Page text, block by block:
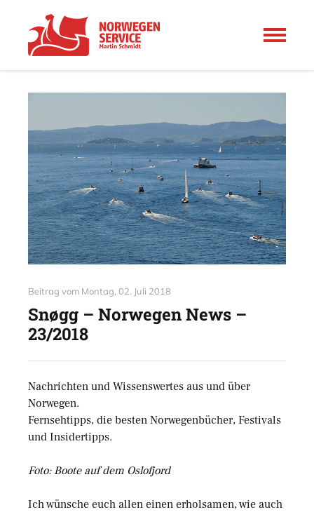
Beitrag vom Montag, 02. Juli 2018
Snøgg – Norwegen News –
23/2018
Nachrichten und Wissenswertes aus und über
Norwegen.
Fernsehtipps, die besten Norwegenbücher, Festivals
und Insidertipps.
Foto: Boote auf dem Oslofjord
Ich wünsche euch allen einen erholsamen, wie auch